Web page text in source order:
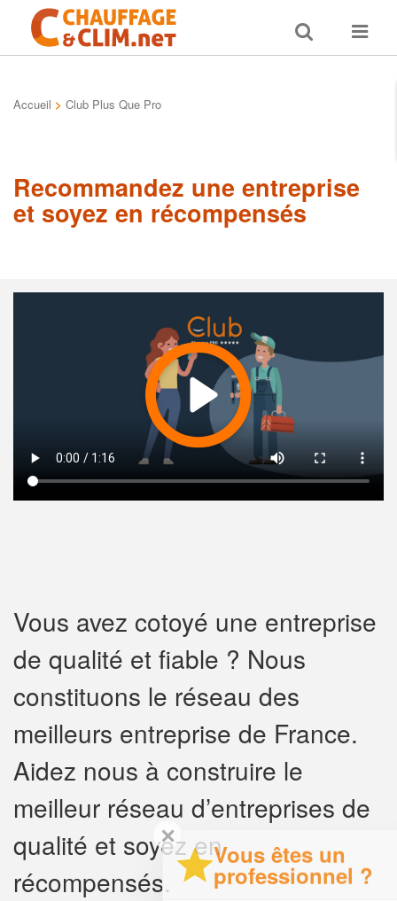
Toggle
search
Toggle
Accueil > Club Plus Que Pro
Recommandez une entreprise
et soyez en récompensés
Vous avez cotoyé une entreprise
de qualité et fiable ? Nous
constituons le réseau des
meilleurs entreprise de France.
Aidez nous à construire le
meilleur réseau d’entreprises de
qualité et soyez en
récompensés.
✕
Vous êtes un
professionnel ?